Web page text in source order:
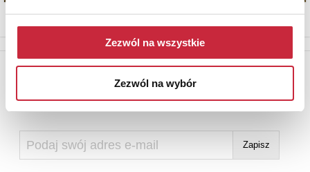
Zezwól na wszystkie
Zezwól na wybór
Newsletter
Aby otrzymywać informacje o nowych aukcjach, prosimy podać